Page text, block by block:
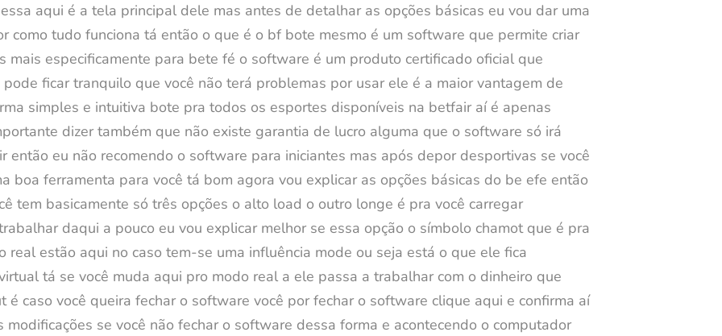
aqui é a tela principal dele mas antes de detalhar as opções básicas eu vou dar uma
como tudo funciona tá então o que é o bf bote mesmo é um software que permite criar
especificamente para bete fé o software é um produto certificado oficial que
ficar tranquilo que você não terá problemas por usar ele é a maior vantagem de
simples e intuitiva bote pra todos os esportes disponíveis na betfair aí é apenas
dizer também que não existe garantia de lucro alguma que o software só irá
então eu não recomendo o software para iniciantes mas após depor desportivas se você
boa ferramenta para você tá bom agora vou explicar as opções básicas do be efe então
tem basicamente só três opções o alto load o outro longe é pra você carregar
daqui a pouco eu vou explicar melhor se essa opção o símbolo chamot que é pra
estão aqui no caso tem-se uma influência mode ou seja está o que ele fica
tá se você muda aqui pro modo real a ele passa a trabalhar com o dinheiro que
caso você queira fechar o software você por fechar o software clique aqui e confirma aí
se você não fechar o software dessa forma e acontecendo o computador